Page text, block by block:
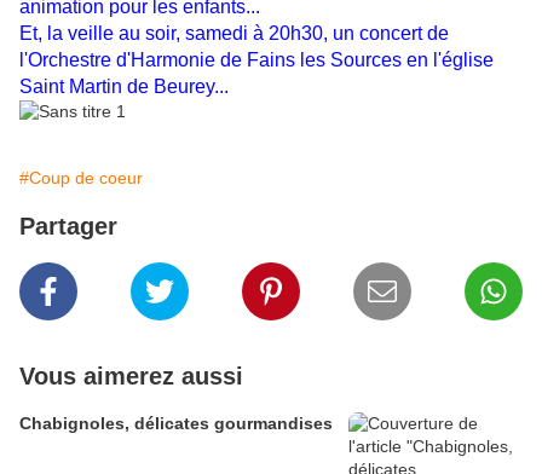
animation pour les enfants...
Et, la veille au soir, samedi à 20h30, un concert de
l'Orchestre d'Harmonie de Fains les Sources en l'église
Saint Martin de Beurey...
#Coup de coeur
Partager
Vous aimerez aussi
Chabignoles, délicates gourmandises